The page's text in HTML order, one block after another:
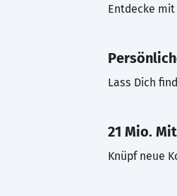
Entdecke mit
Lass Dich
21 Mio.
Knüpf neue